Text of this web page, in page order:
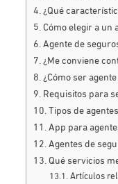
¿Qué
Cómo elegir a un
Agente de
¿Me conviene
¿Cómo ser
Requisitos para
Tipos de
App para
Agentes de
Qué servicios
Artículos